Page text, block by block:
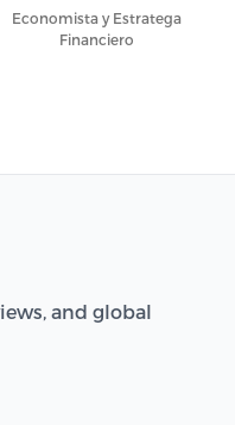
Economista y Estratega
Financiero
and global